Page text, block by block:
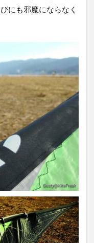
にも邪魔にならなく